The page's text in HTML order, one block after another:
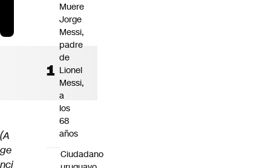
(A
ge
nci
Muere
Jorge
Messi,
padre
de
Lionel
Messi,
a
los
68
años
Ciudadano